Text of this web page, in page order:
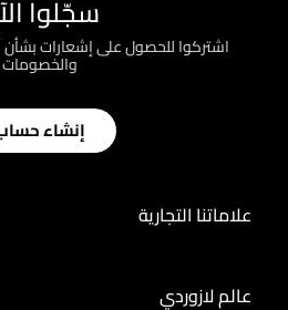
سجّلوا
اشتركوا للحصول على إشعارات
والخصومات
إنشاء
علاماتنا التجارية
عالم لازوردي